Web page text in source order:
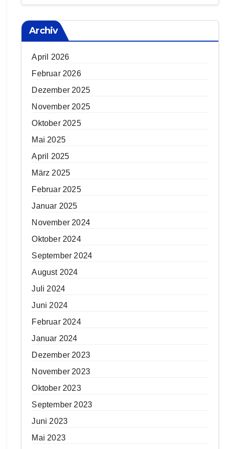
Archiv
April 2026
Februar 2026
Dezember 2025
November 2025
Oktober 2025
Mai 2025
April 2025
März 2025
Februar 2025
Januar 2025
November 2024
Oktober 2024
September 2024
August 2024
Juli 2024
Juni 2024
Februar 2024
Januar 2024
Dezember 2023
November 2023
Oktober 2023
September 2023
Juni 2023
Mai 2023